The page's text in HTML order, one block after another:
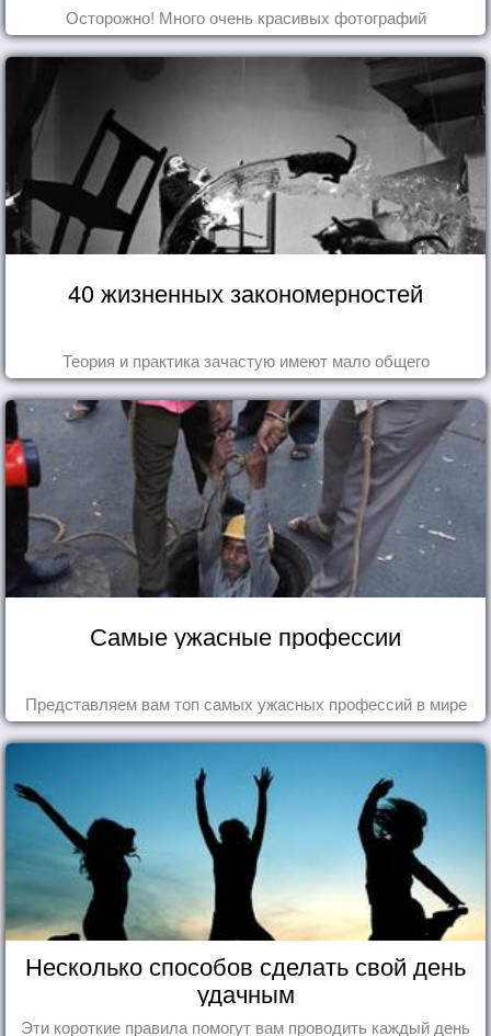
Осторожно! Много очень красивых фотографий
40 жизненных закономерностей
Теория и практика зачастую имеют мало общего
Самые ужасные профессии
Представляем вам топ самых ужасных профессий в мире
Несколько способов сделать свой день
удачным
Эти короткие правила помогут вам проводить каждый день